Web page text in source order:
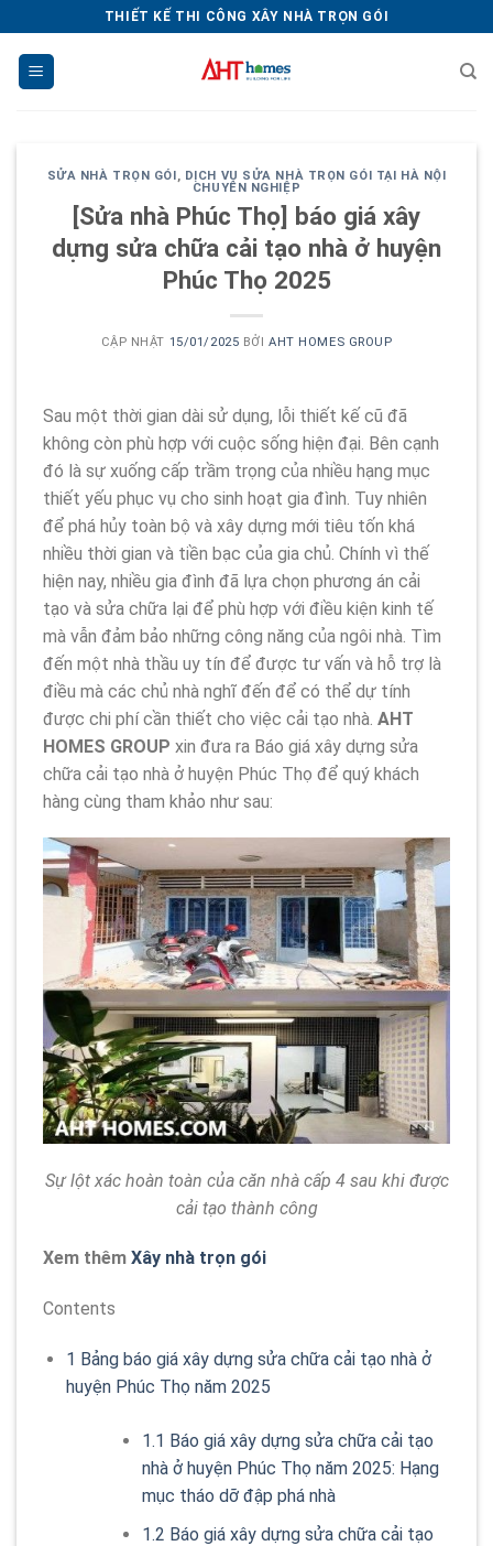
dung
THIẾT KẾ THI CÔNG XÂY NHÀ TRỌN GÓI
SỬA NHÀ TRỌN GÓI, DỊCH VỤ SỬA NHÀ TRỌN GÓI TẠI HÀ NỘI
CHUYÊN NGHIỆP
[Sửa nhà Phúc Thọ] báo giá xây
dựng sửa chữa cải tạo nhà ở huyện
Phúc Thọ 2025
CẬP NHẬT 15/01/2025 BỞIAHT HOMES GROUP
Sau một thời gian dài sử dụng, lỗi thiết kế cũ đã
không còn phù hợp với cuộc sống hiện đại. Bên cạnh
đó là sự xuống cấp trầm trọng của nhiều hạng mục
thiết yếu phục vụ cho sinh hoạt gia đình. Tuy nhiên
để phá hủy toàn bộ và xây dựng mới tiêu tốn khá
nhiều thời gian và tiền bạc của gia chủ. Chính vì thế
hiện nay, nhiều gia đình đã lựa chọn phương án cải
tạo và sửa chữa lại để phù hợp với điều kiện kinh tế
mà vẫn đảm bảo những công năng của ngôi nhà. Tìm
đến một nhà thầu uy tín để được tư vấn và hỗ trợ là
điều mà các chủ nhà nghĩ đến để có thể dự tính
được chi phí cần thiết cho việc cải tạo nhà. AHT
HOMES GROUP xin đưa ra Báo giá xây dựng sửa
chữa cải tạo nhà ở huyện Phúc Thọ để quý khách
hàng cùng tham khảo như sau:
Sự lột xác hoàn toàn của căn nhà cấp 4 sau khi được
cải tạo thành công
Xem thêm Xây nhà trọn gói
Contents
1 Bảng báo giá xây dựng sửa chữa cải tạo nhà ở
huyện Phúc Thọ năm 2025
1.1 Báo giá xây dựng sửa chữa cải tạo
nhà ở huyện Phúc Thọ năm 2025: Hạng
mục tháo dỡ đập phá nhà
1.2 Báo giá xây dựng sửa chữa cải tạo